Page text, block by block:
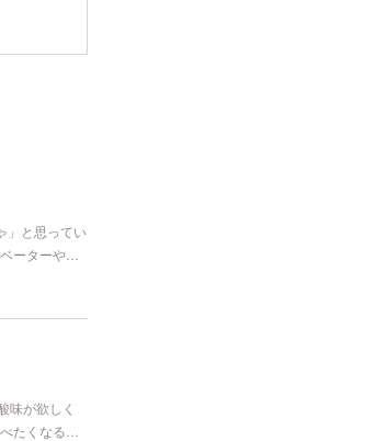
」と思ってい
ーターや…
味が欲しく
たくなる…